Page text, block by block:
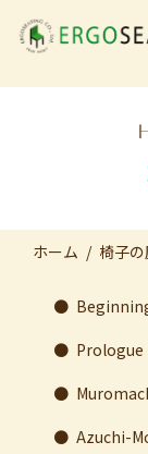
ホーム 椅子
●
● Prologue
●
●Azuchi-